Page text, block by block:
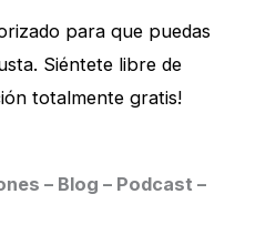
para que puedas
Siéntete libre de
totalmente gratis!
– Blog – Podcast –